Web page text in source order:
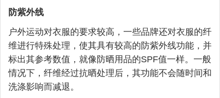
防紫外线
户外运动对衣服的要求较高，一些品牌还对衣服的纤
维进行特殊处理，使其具有较高的防紫外线功能，并
标出其参考数值，就像防晒用品的SPF值一样。一般
情况下，纤维经过抗晒处理后，其功能不会随时间和
洗涤影响而减退。